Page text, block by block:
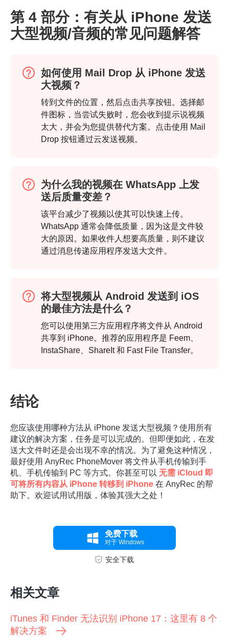
第 4 部分：有关从 iPhone 发送
大型视频/音频的常见问题解答
如何使用 Mail Drop 从 iPhone 发送
大视频？
转到文件的位置，然后点击共享按钮。选择邮
件图标，当尝试失败时，您会收到提示说视频
太大，并会为您提供替代方案。点击使用 Mail
Drop 按钮通过云发送视频。
为什么我的视频在 WhatsApp 上发
送后质量变差？
该平台减少了视频以使其可以快速上传。
WhatsApp 通常会降低质量，因为这是文件较
大的原因。如果收件人想要高质量，则不建议
通过消息传递应用程序发送大文件。
将大型视频从 Android 发送到 iOS
的最佳方法是什么？
您可以使用第三方应用程序将文件从 Android
共享到 iPhone。推荐的应用程序是 Feem、
InstaShare、ShareIt 和 Fast File Transfer。
结论
您应该使用哪种方法从 iPhone 发送大型视频？使用所有
建议的解决方案，任务是可以完成的。但即便如此，在发
送大文件时还是会出现不幸的情况。为了避免这种情况，
最好使用 AnyRec PhoneMover 将文件从手机传输到手
机、手机传输到 PC 等方式。你甚至可以 无需 iCloud 即
可将所有内容从 iPhone 转移到 iPhone 在 AnyRec 的帮
助下。欢迎试用试用版，体验其强大之处！
免费下载
对于 Windows
安全下载
相关文章
iTunes 和 Finder 无法识别 iPhone 17：这里有 8 个
解决方案